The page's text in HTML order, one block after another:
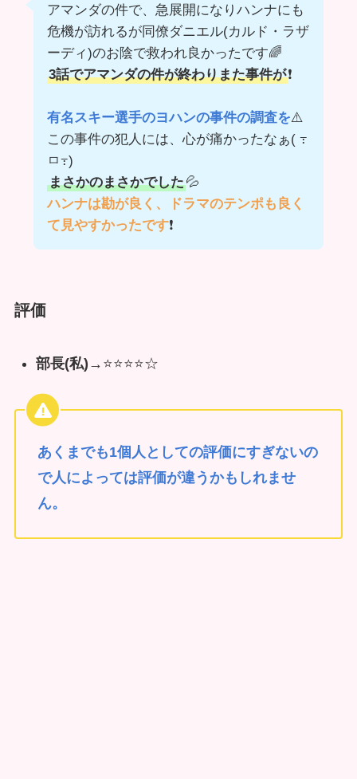
アマンダの件で、急展開になりハンナにも
危機が訪れるが同僚ダニエル(カルド・ラザ
ーディ)のお陰で救われ良かったです🌈
3話でアマンダの件が終わりまた事件が❗
有名スキー選手のヨハンの事件の調査を⚠️
この事件の犯人には、心が痛かったなぁ( ߹
ㅁ߹)
まさかのまさかでした💦
ハンナは勘が良く、ドラマのテンポも良く
て見やすかったです❗
評価
部長(私)→ ⭐️⭐️⭐️⭐️☆
あくまでも1個人としての評価にすぎないの
で人によっては評価が違うかもしれませ
ん。